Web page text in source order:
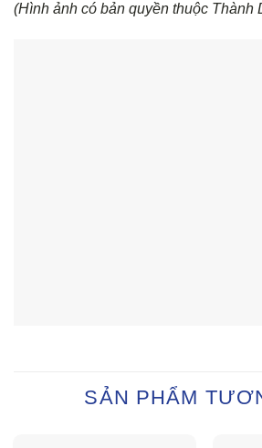
(Hình ảnh có bản quyền thuộc Thành
SẢN PHẨM